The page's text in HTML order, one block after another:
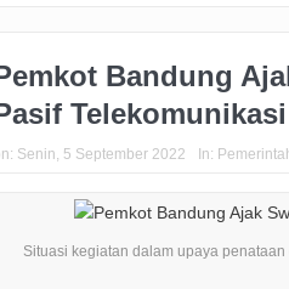
Bandung
Telekomunikasi
Senin, 5 September 2022 In:
Situasi kegiatan dalam upaya